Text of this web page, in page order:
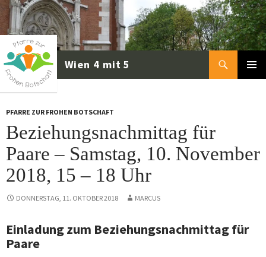
Zum
Inhalt
springen
Suchen
PFARRE ZUR FROHEN BOTSCHAFT
Beziehungs­nachmittag für
Paare – Samstag, 10. November
2018, 15 – 18 Uhr
DONNERSTAG, 11. OKTOBER 2018 MARCUS
Einladung zum Beziehungs­nachmittag für
Paare